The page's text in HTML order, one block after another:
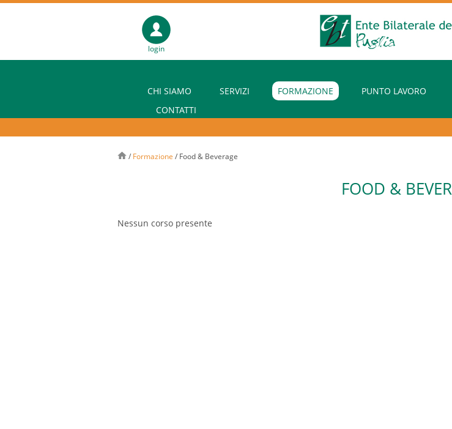
login
CHI SIAMO SERVIZI FORMAZIONE PUNTO LAVORO
CONTATTI
/ Formazione / Food & Beverage
FOOD &
Nessun corso presente